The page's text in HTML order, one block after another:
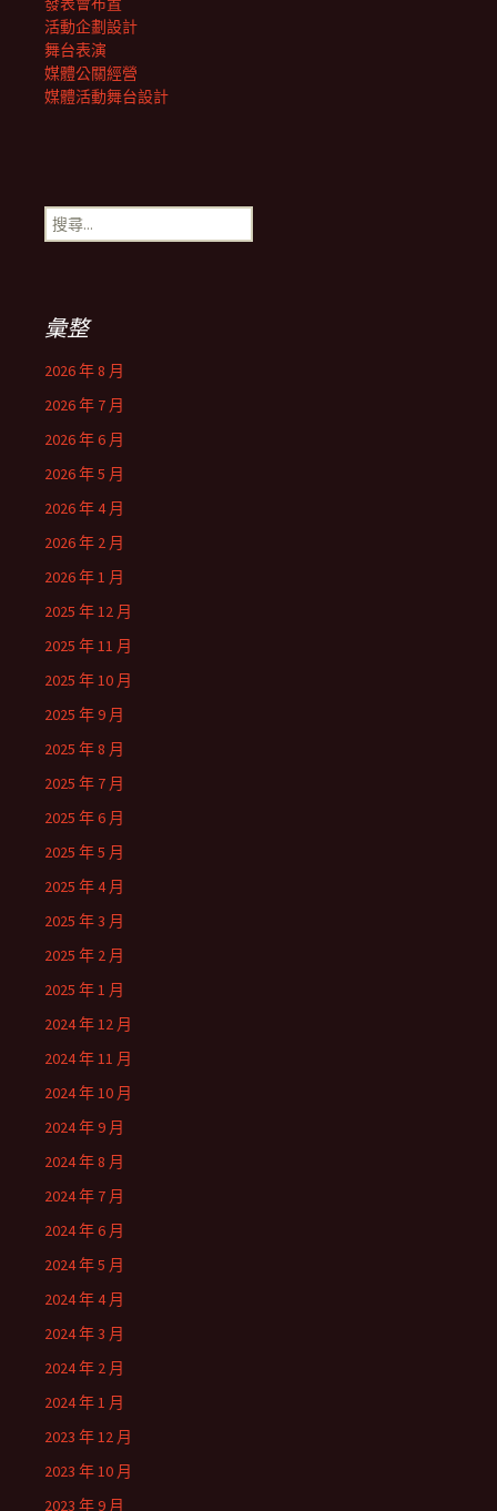
活動企劃設計
舞台表演
媒體公關經營
媒體活動舞台設計
搜
尋
彙整
2026 年 8 月
2026 年 7 月
2026 年 6 月
2026 年 5 月
2026 年 4 月
2026 年 2 月
2026 年 1 月
2025 年 12 月
2025 年 11 月
2025 年 10 月
2025 年 9 月
2025 年 8 月
2025 年 7 月
2025 年 6 月
2025 年 5 月
2025 年 4 月
2025 年 3 月
2025 年 2 月
2025 年 1 月
2024 年 12 月
2024 年 11 月
2024 年 10 月
2024 年 9 月
2024 年 8 月
2024 年 7 月
2024 年 6 月
2024 年 5 月
2024 年 4 月
2024 年 3 月
2024 年 2 月
2024 年 1 月
2023 年 12 月
2023 年 10 月
2023 年 9 月